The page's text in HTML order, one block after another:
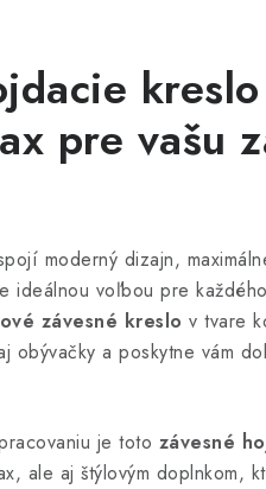
pre vašu
moderný dizajn,
ideálnou voľbou pre
závesné kreslo v tvare
obývačky a poskytne vám
je toto závesné
ale aj štýlovým doplnkom,